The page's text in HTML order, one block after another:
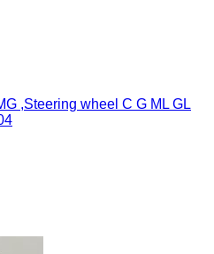
,Steering wheel C G ML GL